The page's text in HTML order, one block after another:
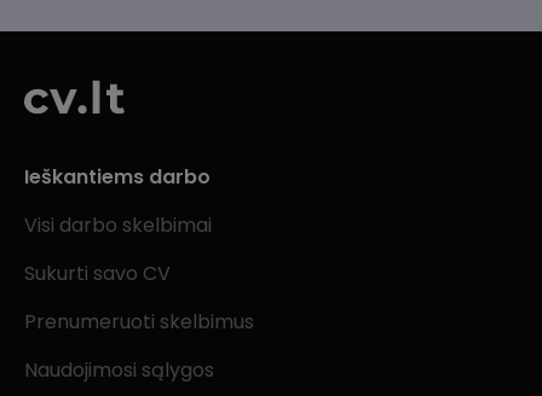
Ieškantiems darbo
Visi darbo skelbimai
Sukurti savo CV
Prenumeruoti skelbimus
Naudojimosi sąlygos